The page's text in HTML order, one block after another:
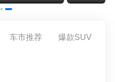
车市推荐 爆款SUV